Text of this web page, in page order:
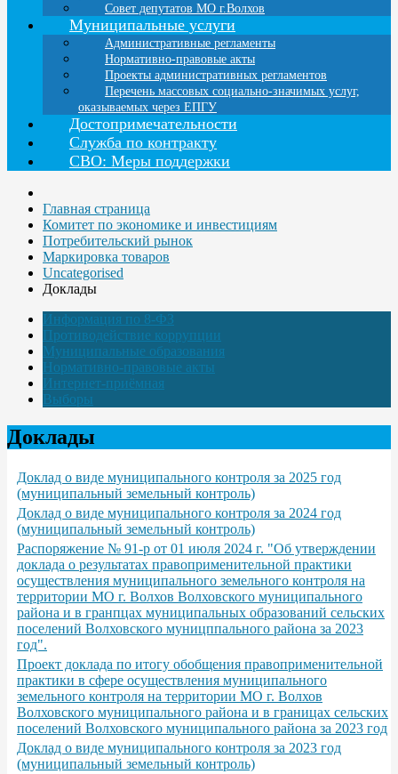
Совет депутатов МО г.Волхов
Муниципальные услуги
Административные регламенты
Нормативно-правовые акты
Проекты административных регламентов
Перечень массовых социально-значимых услуг,
оказываемых через ЕПГУ
Достопримечательности
Служба по контракту
СВО: Меры поддержки
Главная страница
Комитет по экономике и инвестициям
Потребительский рынок
Маркировка товаров
Uncategorised
Доклады
Информация по 8-ФЗ
Противодействие коррупции
Муниципальные образования
Нормативно-правовые акты
Интернет-приёмная
Выборы
Доклады
Доклад о виде муниципального контроля за 2025 год
(муниципальный земельный контроль)
Доклад о виде муниципального контроля за 2024 год
(муниципальный земельный контроль)
Распоряжение № 91-р от 01 июля 2024 г. "Об утверждении
доклада о результатах правоприменительной практики
осуществления муниципального земельного контроля на
территории МО г. Волхов Волховского муниципального
района и в гранпцах муниципальных образований сельских
поселений Волховского муницппального района за 2023
год".
Проект доклада по итогу обобщения правоприменительной
практики в сфере осуществления муниципального
земельного контроля на территории МО г. Волхов
Волховского муниципального района и в границах сельских
поселений Волховского муниципального района за 2023 год
Доклад о виде муниципального контроля за 2023 год
(муниципальный земельный контроль)